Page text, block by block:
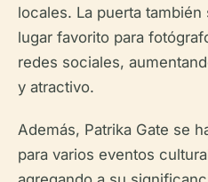
locales. La puerta
lugar favorito para
redes sociales,
y atractivo.
Además, Patrika Gate se
para varios eventos